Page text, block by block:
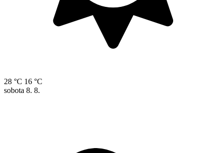
28 °C 16 °C
sobota 8. 8.